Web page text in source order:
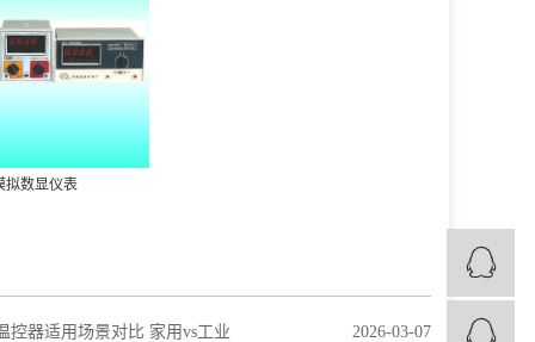
拟数显仪表
控器适用场景对比 家用vs工业
2026-03-07